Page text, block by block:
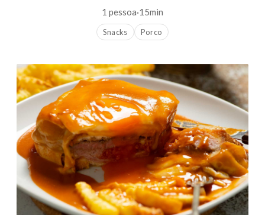
1 pessoa·15min
Snacks Porco